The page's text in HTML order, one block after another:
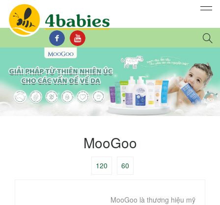
MooGoo
120 60
MooGoo là thương hiệu mỹ